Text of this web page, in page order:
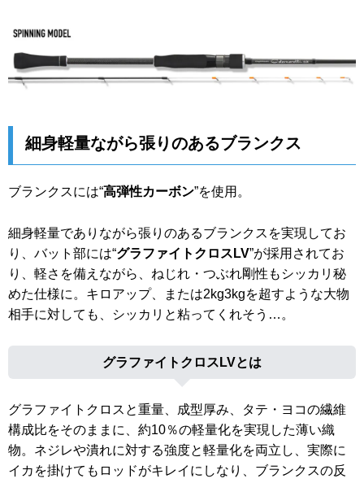
細身軽量ながら張りのあるブランクス
ブランクスには“高弾性カーボン”を使用。
細身軽量でありながら張りのあるブランクスを実現してお
り、バット部には“グラファイトクロスLV”が採用されてお
り、軽さを備えながら、ねじれ・つぶれ剛性もシッカリ秘
めた仕様に。キロアップ、または2kg3kgを超すような大物
相手に対しても、シッカリと粘ってくれそう…。
グラファイトクロスLVとは
グラファイトクロスと重量、成型厚み、タテ・ヨコの繊維
構成比をそのままに、約10％の軽量化を実現した薄い織
物。ネジレや潰れに対する強度と軽量化を両立し、実際に
イカを掛けてもロッドがキレイにしなり、ブランクスの反